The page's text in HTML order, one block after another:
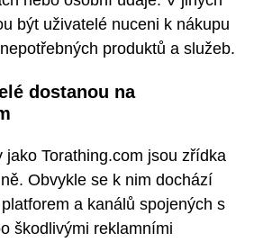
být uživatelé nuceni k nákupu
produktů a služeb.
dostanou na
jako Torathing.com jsou zřídka
Obvykle se k nim dochází
a kanálů spojených s
škodlivými reklamními